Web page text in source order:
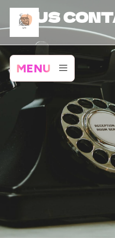
MENU
NOUS